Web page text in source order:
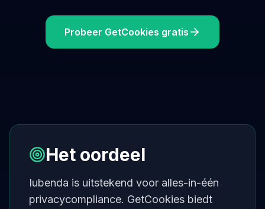
Probeer GetCookies gratis
Het oordeel
Iubenda is uitstekend voor alles-in-één
privacycompliance. GetCookies biedt